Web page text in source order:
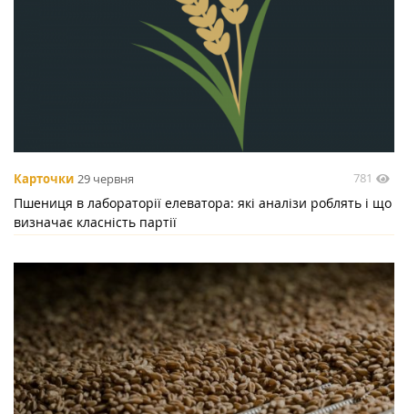
Карточки 29 червня 781
Пшениця в лабораторії елеватора: які аналізи роблять і що
визначає класність партії